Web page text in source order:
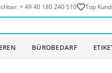
+ 49 40 180 240 510 Top
BÜROBEDARF